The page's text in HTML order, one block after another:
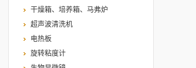
干燥箱、培养箱、马弗炉
超声波清洗机
电热板
旋转粘度计